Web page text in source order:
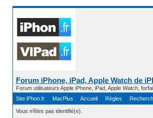
Forum iPhone, iPad, Apple Watch de
Forum utilisateurs Apple iPhone, iPad, Apple Watch,
Site iPhon.fr
MacPlus Accueil Règles
Vous n'êtes pas identifié(e).